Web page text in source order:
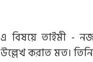
এ বিষয়ে তাইমী -
উল্লেখ করাত মত।